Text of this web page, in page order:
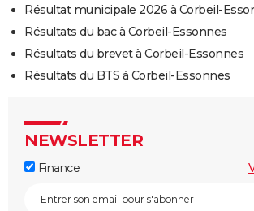
Résultat municipale 2026 à Corbeil-
Résultats du bac à Corbeil-Essonnes
Résultats du brevet à Corbeil-Essonnes
Résultats du BTS à Corbeil-Essonnes
NEWSLETTER
Finance